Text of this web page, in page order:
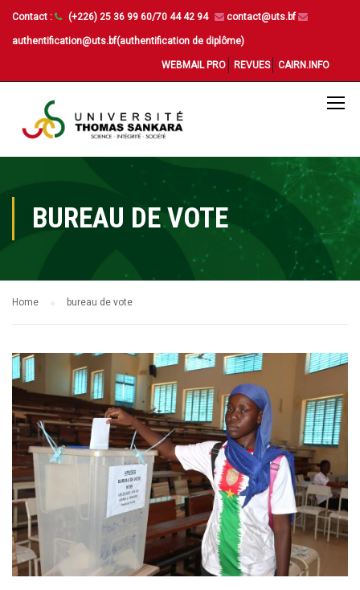
Contact : (+226) 25 36 99 60/70 44 42 94 contact@uts.bf
authentification@uts.bf(authentification de diplôme)
WEBMAIL PRO REVUES CAIRN.INFO
BUREAU DE VOTE
Home bureau de vote